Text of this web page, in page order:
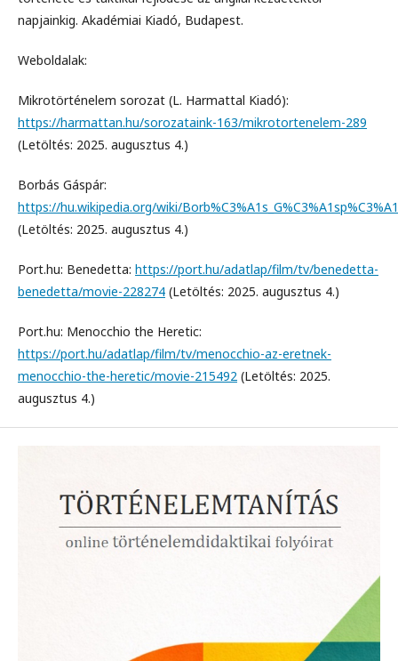
napjainkig. Akadémiai Kiadó, Budapest.
Weboldalak:
Mikrotörténelem sorozat (L. Harmattal Kiadó):
https://harmattan.hu/sorozataink-163/mikrotortenelem-289
(Letöltés: 2025. augusztus 4.)
Borbás Gáspár:
https://hu.wikipedia.org/wiki/
(Letöltés: 2025. augusztus 4.)
Port.hu: Benedetta: https://port.hu/adatlap/film/tv/benedetta-
benedetta/movie-228274 (Letöltés: 2025. augusztus 4.)
Port.hu: Menocchio the Heretic:
https://port.hu/adatlap/film/tv/menocchio-az-eretnek-
menocchio-the-heretic/movie-215492 (Letöltés: 2025.
augusztus 4.)